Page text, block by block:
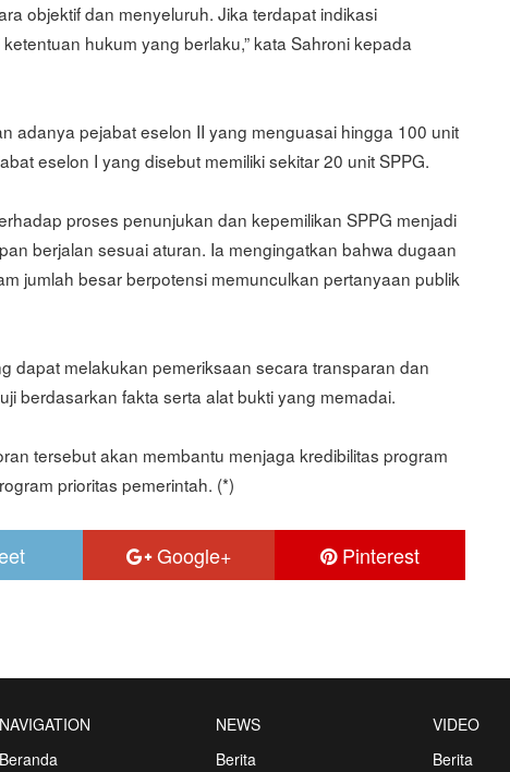
objektif dan menyeluruh. Jika terdapat indikasi
hukum yang berlaku,” kata Sahroni kepada
adanya pejabat eselon II yang menguasai hingga 100 unit
eselon I yang disebut memiliki sekitar 20 unit SPPG.
proses penunjukan dan kepemilikan SPPG menjadi
berjalan sesuai aturan. Ia mengingatkan bahwa dugaan
jumlah besar berpotensi memunculkan pertanyaan publik
dapat melakukan pemeriksaan secara transparan dan
berdasarkan fakta serta alat bukti yang memadai.
tersebut akan membantu menjaga kredibilitas program
prioritas pemerintah. (*)
Google+ Pinterest
NAVIGATION
Beranda
NEWS
Berita
VIDEO
Berita